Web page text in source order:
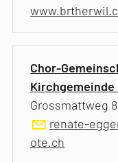
Chor-
Grossmattweg
renate-
ote.ch